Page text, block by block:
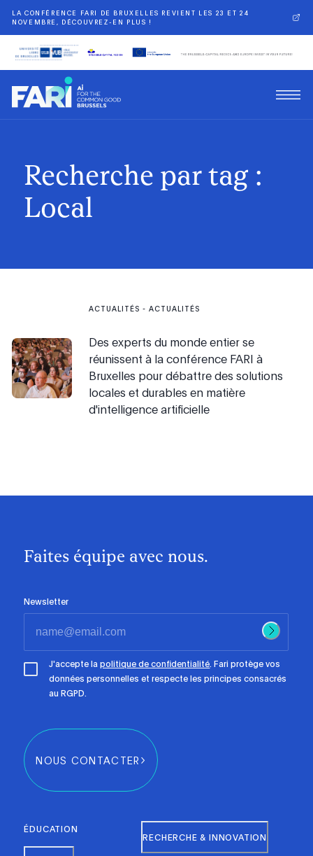
LA CONFÉRENCE FARI DE BRUXELLES REVIENT LES 23 ET 24
NOVEMBRE, DÉCOUVREZ-EN PLUS !
Recherche par tag :
Local
ACTUALITÉS -ACTUALITÉS
Des experts du monde entier se
réunissent à la conférence FARI à
Bruxelles pour débattre des solutions
locales et durables en matière
d'intelligence artificielle
Faites équipe avec nous.
Newsletter
J'accepte lapolitique de confidentialité. Fari protège vos
données personnelles et respecte les principes consacrés
au RGPD.
NOUS CONTACTER
ÉDUCATION
RECHERCHE & INNOVATION